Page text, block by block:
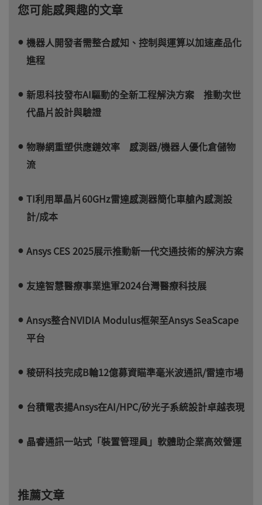
您可能感興趣的文章
機器人開發者需整合感知、控制與運算以加速產品化
進程
新思科技發布AI驅動的全新工程解決方案 推動次世
代晶片設計與驗證
物聯網重塑供應鏈效率 感測器/機器人優化倉儲物
流
TI利用單晶片60GHz雷達感測器簡化車艙內感測設
計/成本
Ansys CES 2025展示推動新一代交通技術的解決方案
友達智慧醫療事業進軍2024台灣醫療科技展
Ansys整合NVIDIA Modulus框架至Ansys SeaScape
平台
稜研科技完成B輪12億募資瞄準毫米波通訊/雷達市場
台積電表揚Ansys在AI/HPC/矽光子系統設計卓越表現
晶睿通訊一站式「裝置管理員」軟體助企業高效營運
推薦文章